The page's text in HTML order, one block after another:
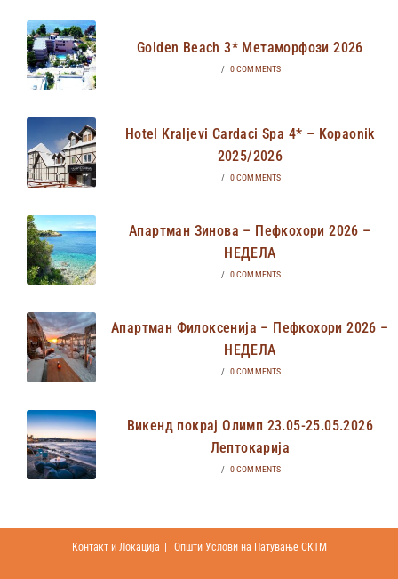
Golden Beach 3* Метаморфози 2026
/ 0 COMMENTS
Hotel Kraljevi Cardaci Spa 4* – Kopaonik
2025/2026
/ 0 COMMENTS
Апартман Зинова – Пефкохори 2026 –
НЕДЕЛА
/ 0 COMMENTS
Апартман Филоксенија – Пефкохори 2026 –
НЕДЕЛА
/ 0 COMMENTS
Викенд покрај Олимп 23.05-25.05.2026
Лептокарија
/ 0 COMMENTS
Контакт и Локација Општи Услови на Патување СКТМ